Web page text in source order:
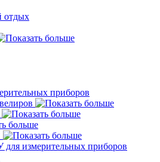
отдых
приборов
измерительных приборов